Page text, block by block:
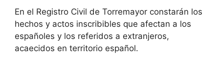
En el Registro Civil de Torremayor constarán los
hechos y actos inscribibles que afectan a los
españoles y los referidos a extranjeros,
acaecidos en territorio español.